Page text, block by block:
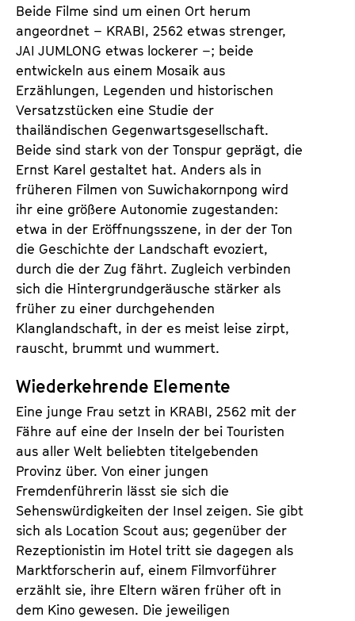
Beide Filme sind um einen Ort herum
angeordnet – KRABI, 2562 etwas strenger,
JAI JUMLONG etwas lockerer –; beide
entwickeln aus einem Mosaik aus
Erzählungen, Legenden und historischen
Versatzstücken eine Studie der
thailändischen Gegenwartsgesellschaft.
Beide sind stark von der Tonspur geprägt, die
Ernst Karel gestaltet hat. Anders als in
früheren Filmen von Suwichakornpong wird
ihr eine größere Autonomie zugestanden:
etwa in der Eröffnungsszene, in der der Ton
die Geschichte der Landschaft evoziert,
durch die der Zug fährt. Zugleich verbinden
sich die Hintergrundgeräusche stärker als
früher zu einer durchgehenden
Klanglandschaft, in der es meist leise zirpt,
rauscht, brummt und wummert.
Wiederkehrende Elemente
Eine junge Frau setzt in KRABI, 2562 mit der
Fähre auf eine der Inseln der bei Touristen
aus aller Welt beliebten titelgebenden
Provinz über. Von einer jungen
Fremdenführerin lässt sie sich die
Sehenswürdigkeiten der Insel zeigen. Sie gibt
sich als Location Scout aus; gegenüber der
Rezeptionistin im Hotel tritt sie dagegen als
Marktforscherin auf, einem Filmvorführer
erzählt sie, ihre Eltern wären früher oft in
dem Kino gewesen. Die jeweiligen